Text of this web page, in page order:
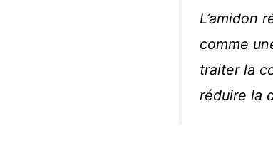
L’amidon
comme
traiter la
réduire la